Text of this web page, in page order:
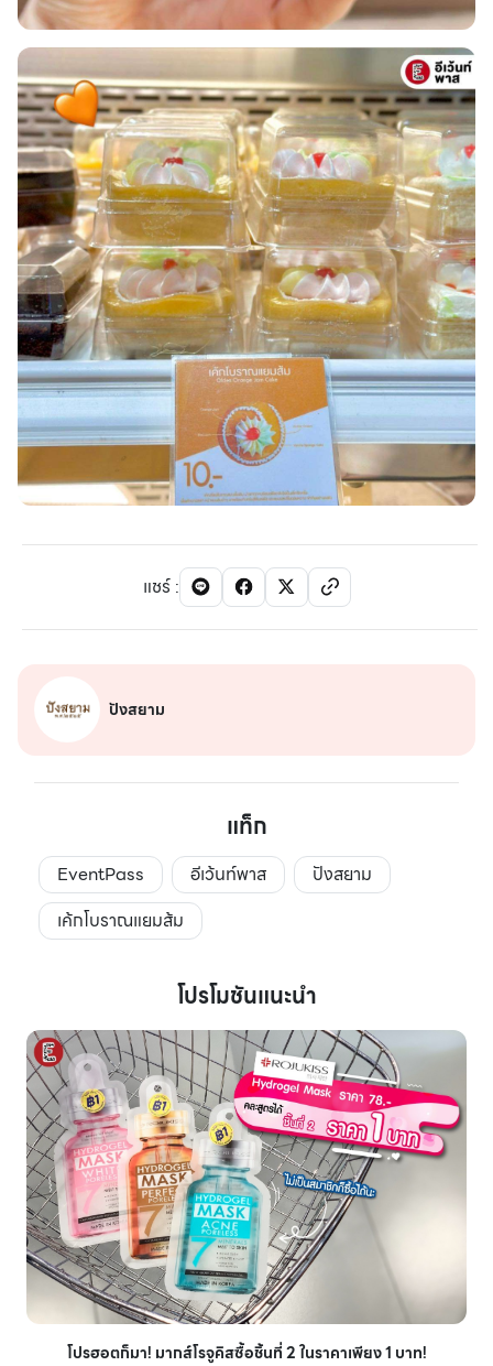
แชร์:
ปังสยาม
แท็ก
EventPass อีเว้นท์พาส
ปังสยาม
เค้กโบราณแยมส้ม
โปรโมชันแนะนำ
โปรฮอตก็มา! มากส์โรจูคิสซื้อชิ้นที่ 2 ในราคาเพียง 1 บาท!